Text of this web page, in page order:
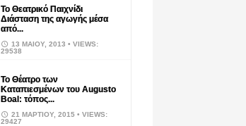
Το Θεατρικό Παιχνίδι
Διάσταση της αγωγής μέσα
από...
13 ΜΑΪ́ΟΥ, 2013 • VIEWS:
29538
Το Θέατρο των
Καταπιεσμένων του Augusto
Boal: τόπος...
21 ΜΑΡΤΊΟΥ, 2015 • VIEWS:
29427